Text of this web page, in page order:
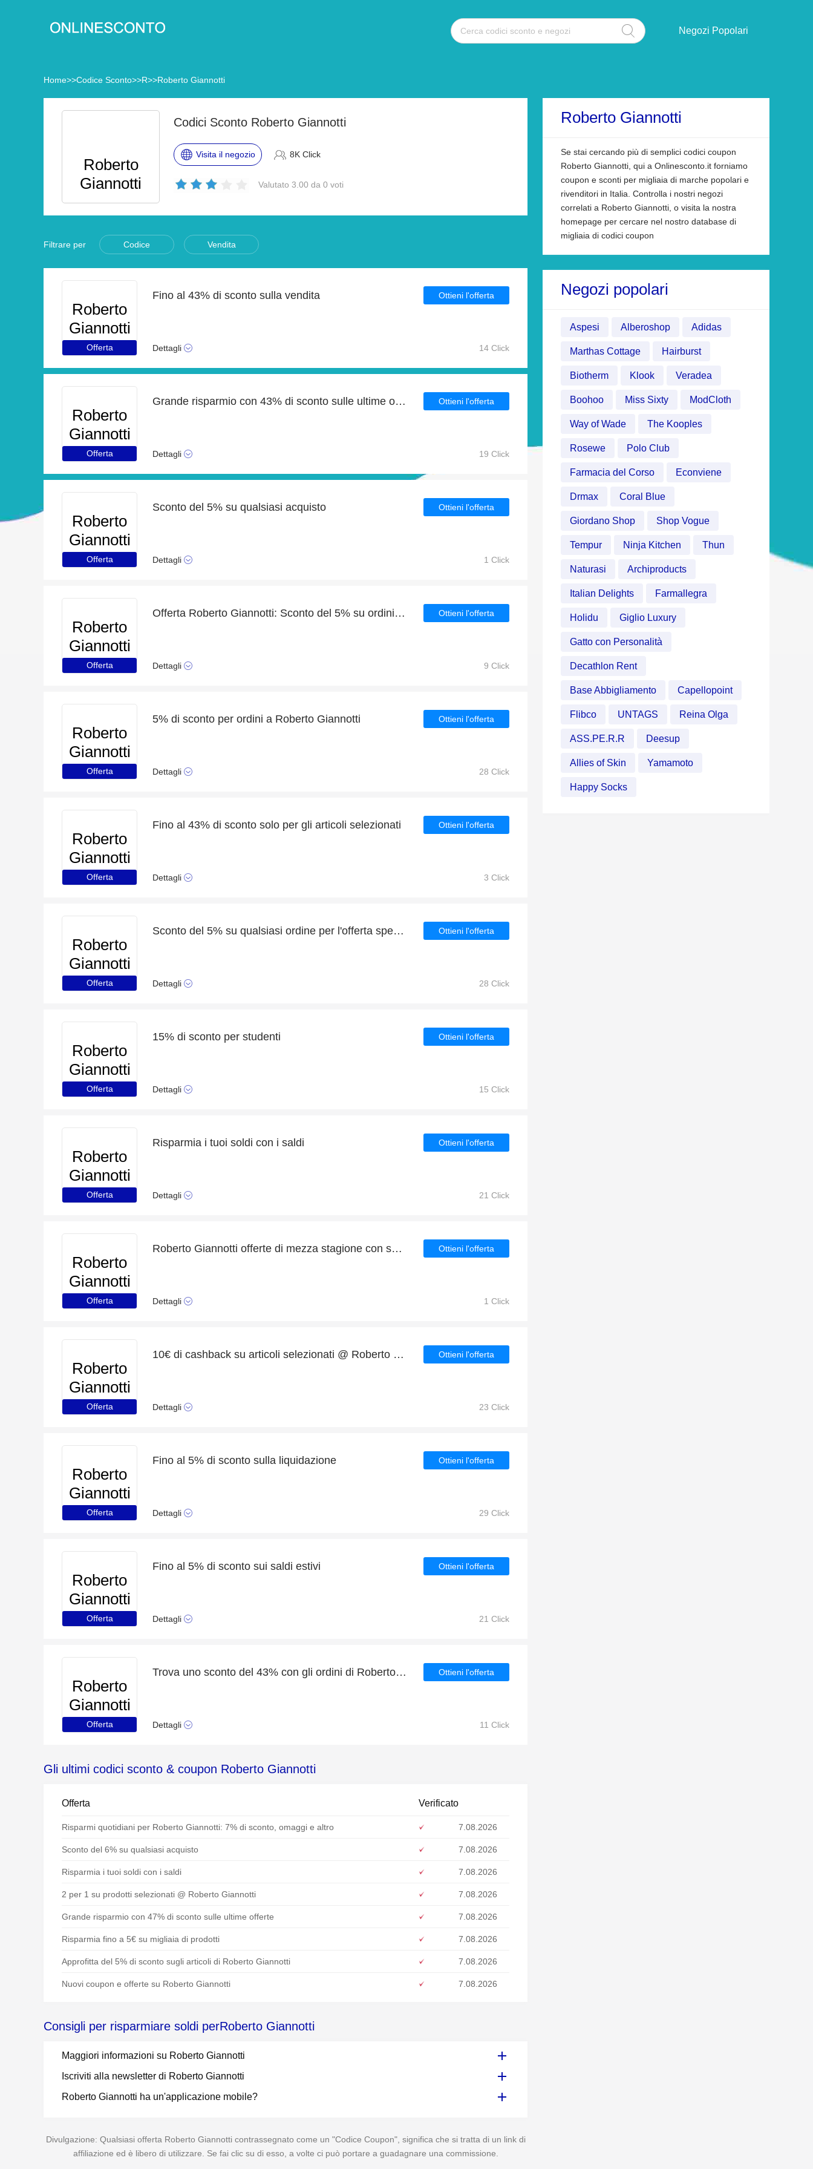
Negozi Popolari
Home>>Codice Sconto>>R>>Roberto Giannotti
Roberto
Giannotti
Codici Sconto Roberto Giannotti
Visita il negozio 8K Click
Valutato 3.00 da 0 voti
Filtrare per Codice Vendita
Roberto
Giannotti
Offerta
Fino al 43% di sconto sulla vendita
Dettagli
Ottieni l'offerta
14 Click
Roberto
Giannotti
Offerta
Grande risparmio con 43% di sconto sulle ultime offerte
Dettagli
Ottieni l'offerta
19 Click
Roberto
Giannotti
Offerta
Sconto del 5% su qualsiasi acquisto
Dettagli
Ottieni l'offerta
1 Click
Roberto
Giannotti
Offerta
Offerta Roberto Giannotti: Sconto del 5% su ordini superiori a 90€
Dettagli
Ottieni l'offerta
9 Click
Roberto
Giannotti
Offerta
5% di sconto per ordini a Roberto Giannotti
Dettagli
Ottieni l'offerta
28 Click
Roberto
Giannotti
Offerta
Fino al 43% di sconto solo per gli articoli selezionati
Dettagli
Ottieni l'offerta
3 Click
Roberto
Giannotti
Offerta
Sconto del 5% su qualsiasi ordine per l'offerta speciale
Dettagli
Ottieni l'offerta
28 Click
Roberto
Giannotti
Offerta
15% di sconto per studenti
Dettagli
Ottieni l'offerta
15 Click
Roberto
Giannotti
Offerta
Risparmia i tuoi soldi con i saldi
Dettagli
Ottieni l'offerta
21 Click
Roberto
Giannotti
Offerta
Roberto Giannotti offerte di mezza stagione con sconti fino al 5%
Dettagli
Ottieni l'offerta
1 Click
Roberto
Giannotti
Offerta
10€ di cashback su articoli selezionati @ Roberto Giannotti
Dettagli
Ottieni l'offerta
23 Click
Roberto
Giannotti
Offerta
Fino al 5% di sconto sulla liquidazione
Dettagli
Ottieni l'offerta
29 Click
Roberto
Giannotti
Offerta
Fino al 5% di sconto sui saldi estivi
Dettagli
Ottieni l'offerta
21 Click
Roberto
Giannotti
Offerta
Trova uno sconto del 43% con gli ordini di Roberto Giannotti
Dettagli
Ottieni l'offerta
11 Click
Gli ultimi codici sconto & coupon Roberto Giannotti
Offerta Verificato
Risparmi quotidiani per Roberto Giannotti: 7% di sconto, omaggi e altro 7.08.2026
Sconto del 6% su qualsiasi acquisto 7.08.2026
Risparmia i tuoi soldi con i saldi 7.08.2026
2 per 1 su prodotti selezionati @ Roberto Giannotti 7.08.2026
Grande risparmio con 47% di sconto sulle ultime offerte 7.08.2026
Risparmia fino a 5€ su migliaia di prodotti 7.08.2026
Approfitta del 5% di sconto sugli articoli di Roberto Giannotti 7.08.2026
Nuovi coupon e offerte su Roberto Giannotti 7.08.2026
Consigli per risparmiare soldi perRoberto Giannotti
Maggiori informazioni su Roberto Giannotti
Iscriviti alla newsletter di Roberto Giannotti
Roberto Giannotti ha un'applicazione mobile?
Divulgazione: Qualsiasi offerta Roberto Giannotti contrassegnato come un "Codice Coupon", significa che si tratta di un link di
affiliazione ed è libero di utilizzare. Se fai clic su di esso, a volte ci può portare a guadagnare una commissione.
Roberto Giannotti
Se stai cercando più di semplici codici coupon
Roberto Giannotti, qui a Onlinesconto.it forniamo
coupon e sconti per migliaia di marche popolari e
rivenditori in Italia. Controlla i nostri negozi
correlati a Roberto Giannotti, o visita la nostra
homepage per cercare nel nostro database di
migliaia di codici coupon
Negozi popolari
Aspesi Alberoshop Adidas
Marthas Cottage Hairburst
Biotherm Klook Veradea
Boohoo Miss Sixty ModCloth
Way of Wade The Kooples
Rosewe Polo Club
Farmacia del Corso Econviene
Drmax Coral Blue
Giordano Shop Shop Vogue
Tempur Ninja Kitchen Thun
Naturasi Archiproducts
Italian Delights Farmallegra
Holidu Giglio Luxury
Gatto con Personalità
Decathlon Rent
Base Abbigliamento Capellopoint
Flibco UNTAGS Reina Olga
ASS.PE.R.R Deesup
Allies of Skin Yamamoto
Happy Socks